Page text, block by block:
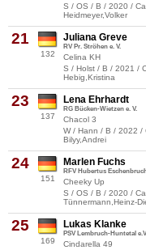
S / OS / B / 2020 /
Heidmeyer,Volker
21
132
Juliana Greve
RV Pr. Ströhen e. V.
Celina KH
S / Holst / B / 2021 /
Hebig,Kristina
23
137
Lena Ehrhardt
RG Bücken-Wietzen e. V.
Chacol 3
W / Hann / B / 2022 /
Bilyy,Andrei
24
151
Marlen Fuchs
RFV Hubertus
Cheeky Up
S / OS / B / 2020 /
Tünnermann,Heinz-
25
169
Lukas Klanke
PSV Lembruch-Huntetal
Cindarella 49